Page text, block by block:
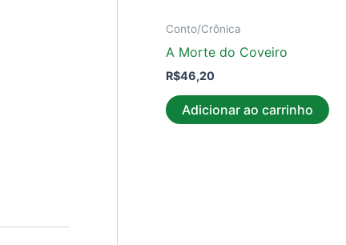
Conto/Crônica
A Morte do Coveiro
R$46,20
Adicionar ao carrinho